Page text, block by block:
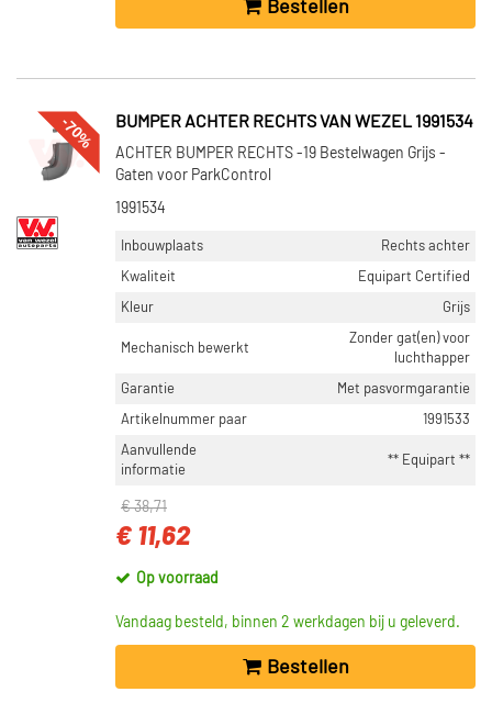
Bestellen
-70% BUMPER ACHTER RECHTS VAN WEZEL 1991534
ACHTER BUMPER RECHTS -19 Bestelwagen Grijs -
Gaten voor ParkControl
1991534
Inbouwplaats
Rechts achter
Kwaliteit
Equipart Certified
Kleur
Grijs
Mechanisch bewerkt
Zonder gat(en) voor
luchthapper
Garantie
Met pasvormgarantie
Artikelnummer paar
1991533
Aanvullende
informatie
** Equipart **
€ 38,71
€ 11,62
Op voorraad
Vandaag besteld, binnen 2 werkdagen bij u geleverd.
Bestellen